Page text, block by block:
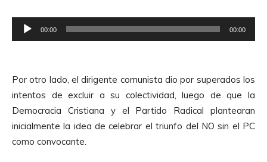
e
o
d
u
c
t
00:00 00:00
Por otro lado, el dirigente comunista dio por superados los
intentos de excluir a su colectividad, luego de que la
Democracia Cristiana y el Partido Radical plantearan
inicialmente la idea de celebrar el triunfo del NO sin el PC
como convocante.